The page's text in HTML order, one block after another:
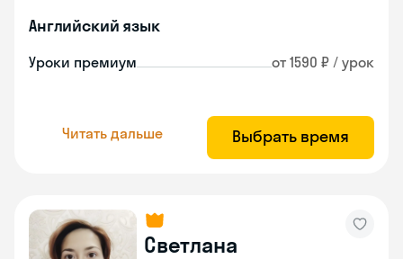
Английский язык
Уроки премиум от 1590 ₽ / урок
Читать дальше Выбрать время
Светлана